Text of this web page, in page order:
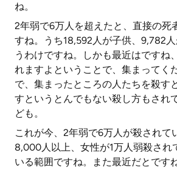
ね。
2年弱で6万人を超えたと、直接の死
すね。うち18,592人が子供、9,782
うわけですね。しかも最近はですね
れますよということで、集まってく
で、集まったところの人たちを殺す
すというとんでもない殺し方もされ
ども。
これが今、2年弱で6万人が殺されて
8,000人以上、女性が1万人弱殺され
いる範囲ですね。また最近だとです